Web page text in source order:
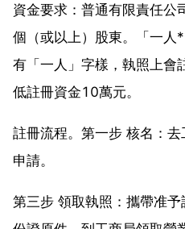
資金要求：普通有限責任公
個（或以上）股東。「一
有「一人」字樣，執照上會
低註冊資金10萬元。
註冊流程。第一步 核名：
申請。
第三步 領取執照：攜帶准